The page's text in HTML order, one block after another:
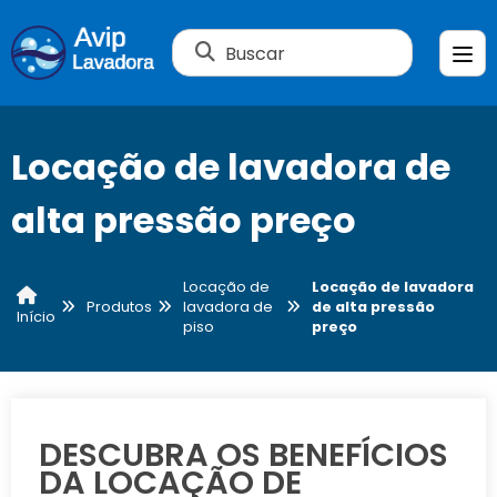
Buscar
Locação de lavadora de
alta pressão preço
Início
Produtos
Locação de
lavadora de
piso
Locação de lavadora
de alta pressão
preço
DESCUBRA OS BENEFÍCIOS
DA LOCAÇÃO DE